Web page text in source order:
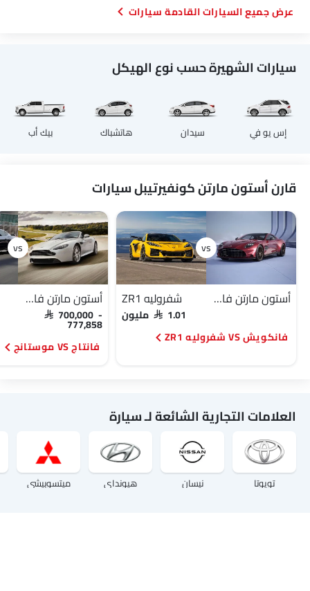
السيارات القادمة سيارات
سيارات الشهيرة حسب نوع الهيكل
إس يو في سيدان هاتشباك بيك أب
قارن أستون مارتن كونفيرتيبل سيارات
أستون مارتن فانكويش شفروليه ZR1
SAR 1.01 مليون
فانكويش VS شفروليه ZR1
أستون مارتن فانتاج
SAR 700,000 -
777,858
فانتاج VS موستانج
العلامات التجارية الشائعة لـ سيارة
تويوتا نيسان هيونداي ميتسوبيشي